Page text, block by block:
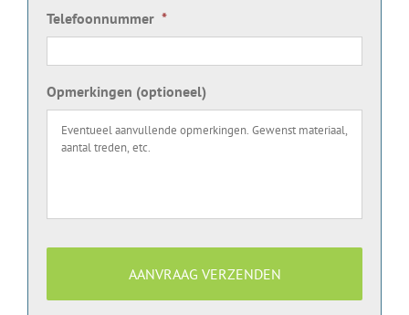
Telefoonnummer *
Opmerkingen (optioneel)